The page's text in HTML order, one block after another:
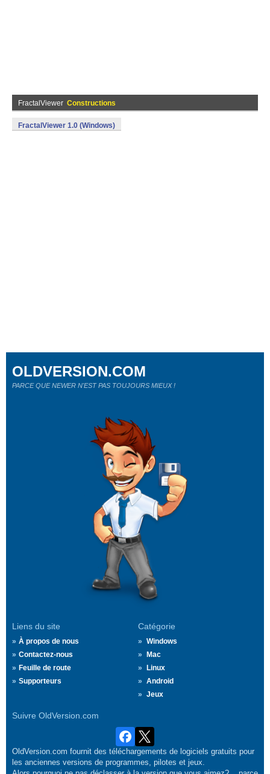
FractalViewer Constructions
FractalViewer 1.0 (Windows)
Liens du site
À propos de nous
Contactez-nous
Feuille de route
Supporteurs
Catégorie
Windows
Mac
Linux
Android
Jeux
Suivre OldVersion.com
OLDVERSION.COM
PARCE QUE NEWER N'EST PAS TOUJOURS MIEUX !
OldVersion.com fournit des téléchargements de logiciels gratuits pour
les anciennes versions de programmes, pilotes et jeux.